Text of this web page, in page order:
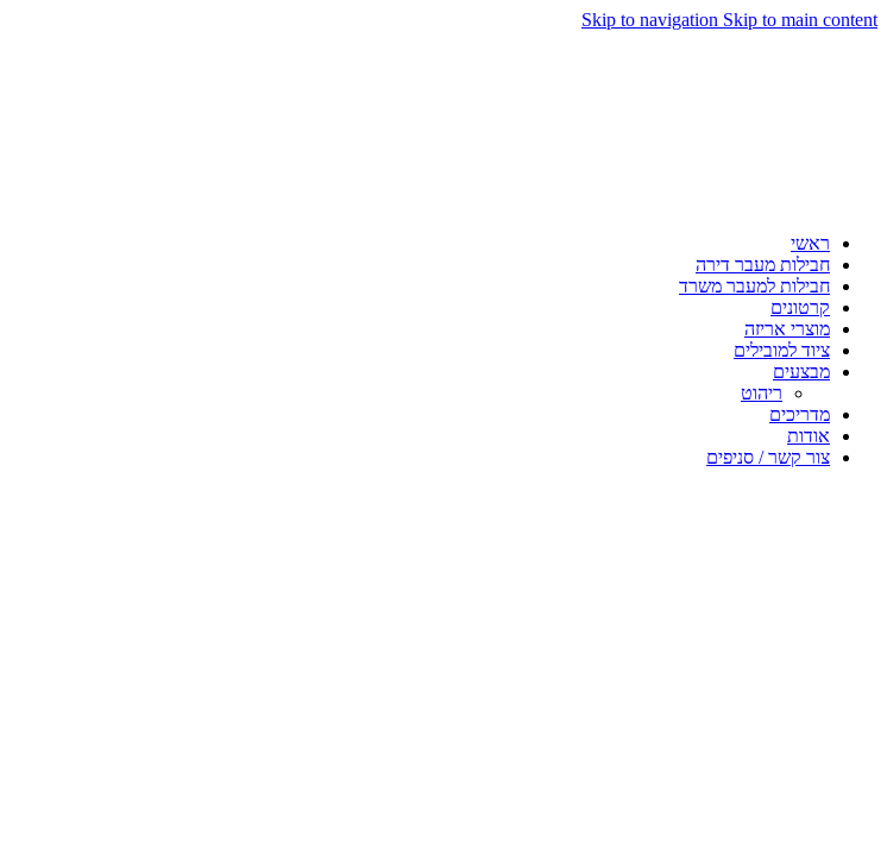
Skip to navigation Skip to main content
ראשי
חבילות מעבר דירה
חבילות למעבר משרד
קרטונים
מוצרי אריזה
ציוד למובילים
מבצעים
ריהוט
מדריכים
אודות
צור קשר / סניפים